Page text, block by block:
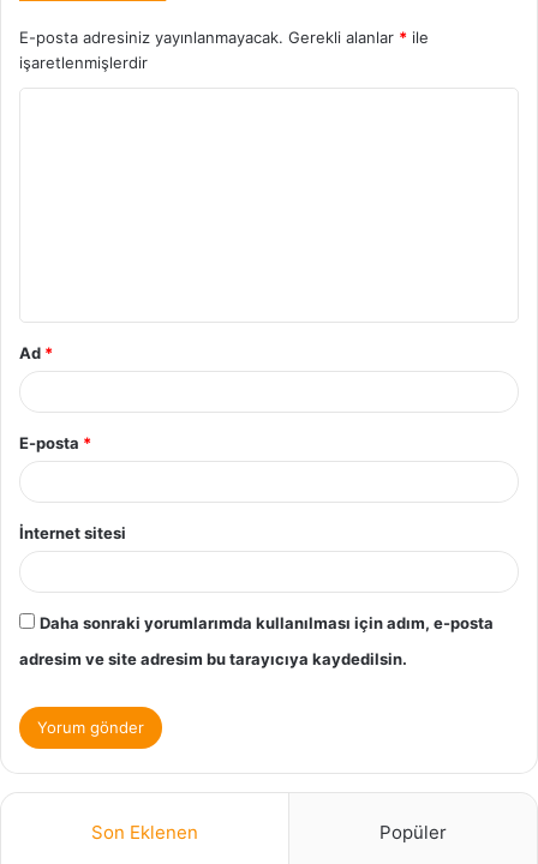
E-posta adresiniz yayınlanmayacak. Gerekli alanlar * ile
işaretlenmişlerdir
Ad *
E-posta *
İnternet sitesi
Daha sonraki yorumlarımda kullanılması için adım, e-posta
adresim ve site adresim bu tarayıcıya kaydedilsin.
Son Eklenen Popüler